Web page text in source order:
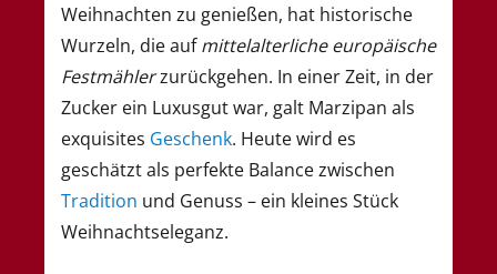
Weihnachten zu genießen, hat historische
Wurzeln, die aufmittelalterliche europäische
Festmählerzurückgehen. In einer Zeit, in der
Zucker ein Luxusgut war, galt Marzipan als
exquisites Geschenk. Heute wird es
geschätzt als perfekte Balance zwischen
Tradition und Genuss – ein kleines Stück
Weihnachtseleganz.